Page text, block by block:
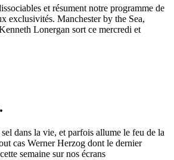
et résument notre programme de
exclusivités. Manchester by the Sea,
Lonergan sort ce mercredi et
dans la vie, et parfois allume le feu de la
cas Werner Herzog dont le dernier
semaine sur nos écrans